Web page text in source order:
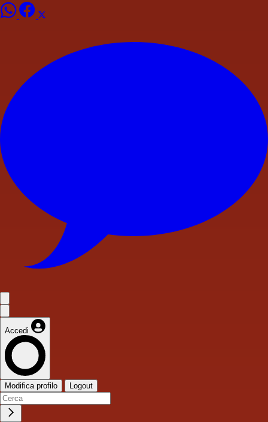
Accedi
Modifica profilo Logout